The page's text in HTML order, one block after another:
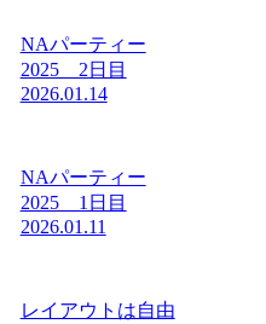
NAパーティー
2025 2日目
2026.01.14
NAパーティー
2025 1日目
2026.01.11
レイアウトは自由